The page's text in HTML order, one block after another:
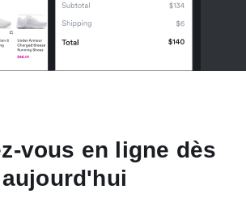
vous en ligne dès
aujourd'hui